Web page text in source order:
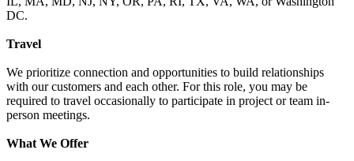
DC.
Travel
We prioritize connection and opportunities to build relationships
with our customers and each other. For this role, you may be
required to travel occasionally to participate in project or team in-
person meetings.
What We Offer